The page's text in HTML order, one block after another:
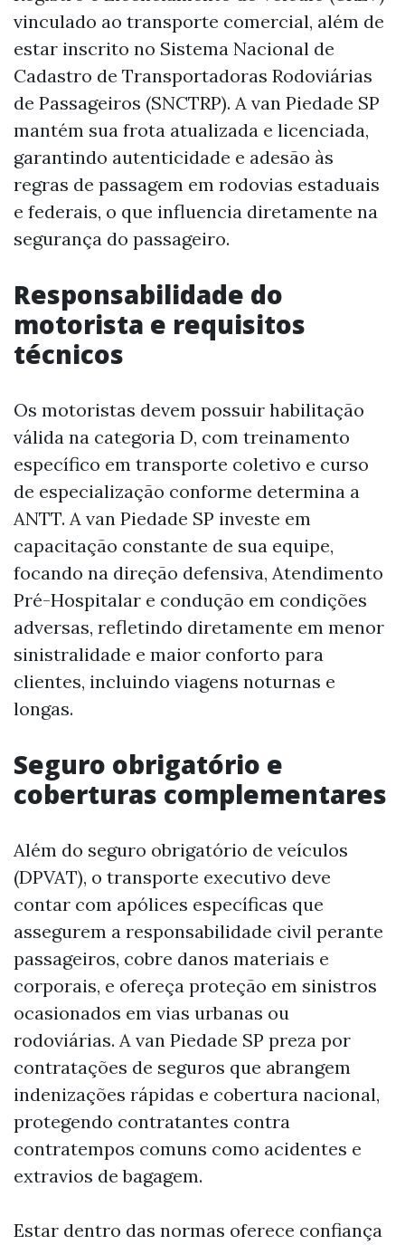
vinculado ao transporte comercial, além de
estar inscrito no Sistema Nacional de
Cadastro de Transportadoras Rodoviárias
de Passageiros (SNCTRP). A van Piedade SP
mantém sua frota atualizada e licenciada,
garantindo autenticidade e adesão às
regras de passagem em rodovias estaduais
e federais, o que influencia diretamente na
segurança do passageiro.
Responsabilidade do
motorista e requisitos
técnicos
Os motoristas devem possuir habilitação
válida na categoria D, com treinamento
específico em transporte coletivo e curso
de especialização conforme determina a
ANTT. A van Piedade SP investe em
capacitação constante de sua equipe,
focando na direção defensiva, Atendimento
Pré-Hospitalar e condução em condições
adversas, refletindo diretamente em menor
sinistralidade e maior conforto para
clientes, incluindo viagens noturnas e
longas.
Seguro obrigatório e
coberturas complementares
Além do seguro obrigatório de veículos
(DPVAT), o transporte executivo deve
contar com apólices específicas que
assegurem a responsabilidade civil perante
passageiros, cobre danos materiais e
corporais, e ofereça proteção em sinistros
ocasionados em vias urbanas ou
rodoviárias. A van Piedade SP preza por
contratações de seguros que abrangem
indenizações rápidas e cobertura nacional,
protegendo contratantes contra
contratempos comuns como acidentes e
extravios de bagagem.
Estar dentro das normas oferece confiança